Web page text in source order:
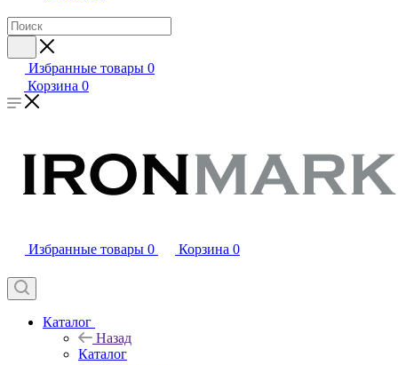
Избранные товары 0
Корзина 0
Избранные товары 0 Корзина 0
Каталог
Назад
Каталог